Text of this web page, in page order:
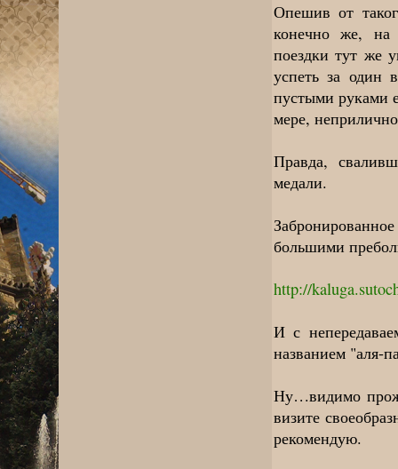
Опешив от
конечно же, на
поездки тут же
успеть за один
пустыми руками
мере,
Правда,
медали.
большими
http://
И с
названием "аля-
Ну…видимо
визите
рекомендую.